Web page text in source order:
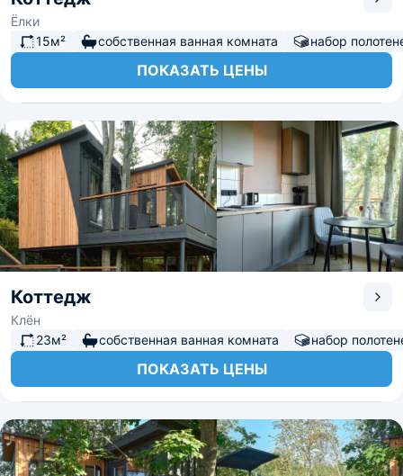
Ёлки
15м²
собственная ванная комната набор
ПОКАЗАТЬ ЦЕНЫ
Коттедж
Клён
23м²
собственная ванная комната набор
ПОКАЗАТЬ ЦЕНЫ